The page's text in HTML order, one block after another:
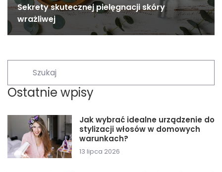
Sekrety skutecznej pielęgnacji skóry
wrażliwej
Ostatnie wpisy
Jak wybrać idealne urządzenie do
stylizacji włosów w domowych
warunkach?
13 lipca 2026